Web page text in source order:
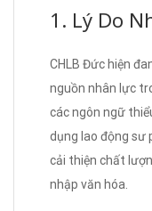
1. Lý Do
CHLB Đức hiện
nguồn nhân lực
các ngôn ngữ
dụng lao động sư
cải thiện chất
nhập văn hóa.